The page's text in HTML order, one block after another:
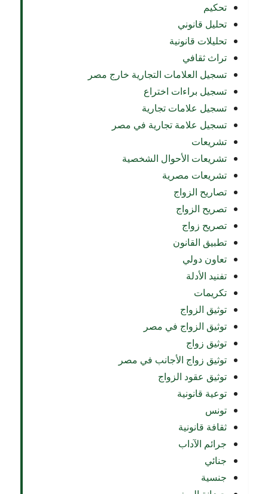
تحكيم
تحليل قانوني
تحليلات قانونية
تراث ثقافي
تسجيل العلامات التجارية خارج مصر
تسجيل براءات اختراع
تسجيل علامات تجارية
تسجيل علامة تجارية في مصر
تشريعات
تشريعات الأحوال الشخصية
تشريعات مصرية
تصاريح الزواج
تصريح الزواج
تصريح زواج
تطبيق القانون
تعاون دولي
تفنيد الأدلة
تكريمات
توثيق الزواج
توثيق الزواج في مصر
توثيق زواج
توثيق زواج الأجانب في مصر
توثيق عقود الزواج
توعية قانونية
تونس
ثقافة قانونية
جرائم الآداب
جنائي
جنسية